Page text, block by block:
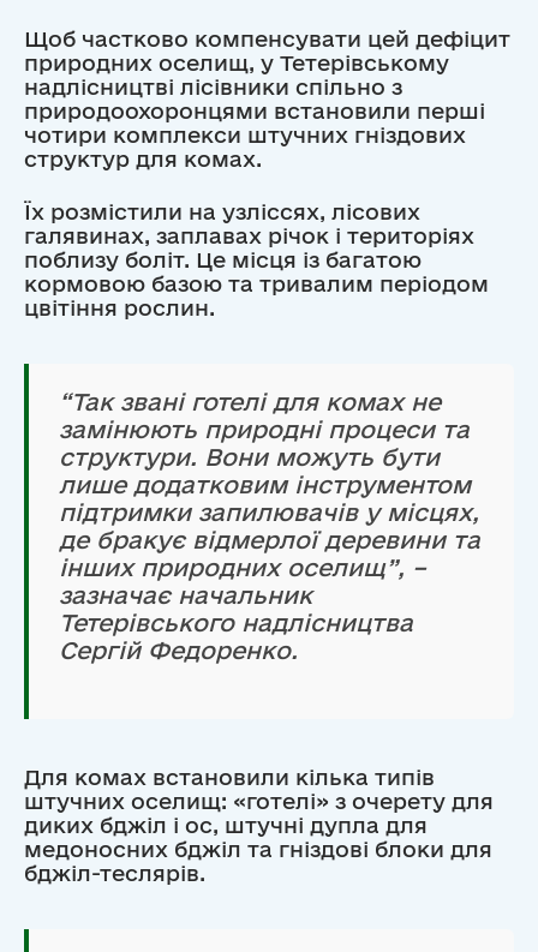
Щоб частково компенсувати цей дефіцит
природних оселищ, у Тетерівському
надлісництві лісівники спільно з
природоохоронцями встановили перші
чотири комплекси штучних гніздових
структур для комах.
Їх розмістили на узліссях, лісових
галявинах, заплавах річок і територіях
поблизу боліт. Це місця із багатою
кормовою базою та тривалим періодом
цвітіння рослин.
“Так звані готелі для комах не
замінюють природні процеси та
структури. Вони можуть бути
лише додатковим інструментом
підтримки запилювачів у місцях,
де бракує відмерлої деревини та
інших природних оселищ”, –
зазначає начальник
Тетерівського надлісництва
Сергій Федоренко.
Для комах встановили кілька типів
штучних оселищ: «готелі» з очерету для
диких бджіл і ос, штучні дупла для
медоносних бджіл та гніздові блоки для
бджіл-теслярів.